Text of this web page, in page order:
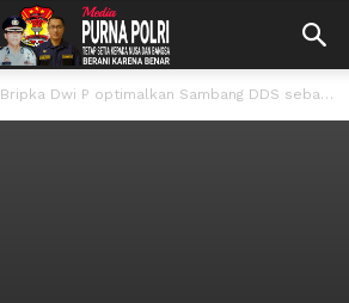
Bripka Dwi P optimalkan Sambang DDS sebagai upaya pendekatan diri dengan masyarakat...